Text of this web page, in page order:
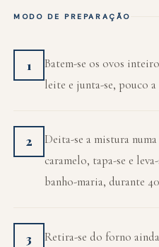
MODO DE PREPARAÇÃO
1
Batem-se os ovos
leite e junta-se, pouco
2
Deita-se a mistura
caramelo, tapa-se e
banho-maria, durante
3
Retira-se do forno